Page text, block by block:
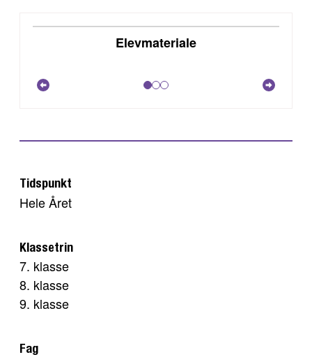
VIS
Elevmateriale
Tidspunkt
Hele Året
Klassetrin
7. klasse
8. klasse
9. klasse
Fag